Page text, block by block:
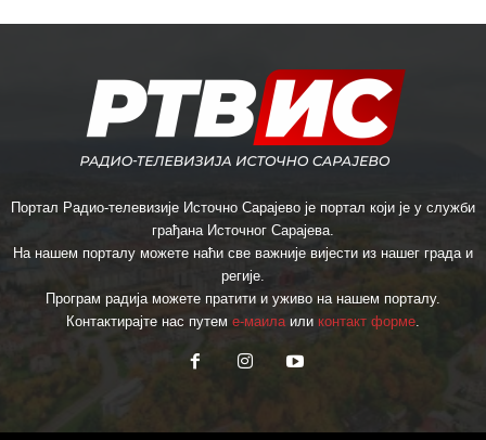
Портал Радио-телевизије Источно Сарајево је портал који је у служби
грађана Источног Сарајева.
На нашем порталу можете наћи све важније вијести из нашег града и
регије.
Програм радија можете пратити и уживо на нашем порталу.
Контактирајте нас путем е-маила или контакт форме